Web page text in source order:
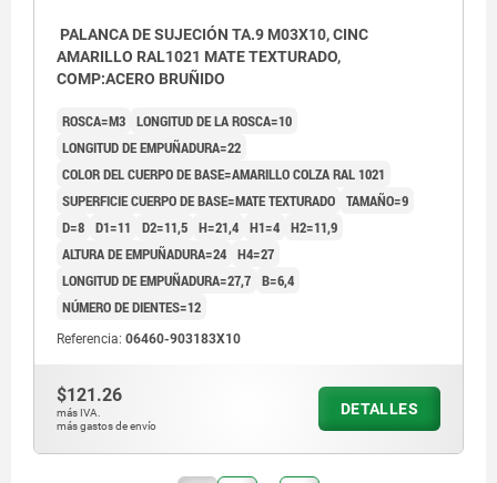
PALANCA DE SUJECIÓN TA.9 M03X10, CINC
AMARILLO RAL1021 MATE TEXTURADO,
COMP:ACERO BRUÑIDO
ROSCA=M3 LONGITUD DE LA ROSCA=10
LONGITUD DE EMPUÑADURA=22
COLOR DEL CUERPO DE BASE=AMARILLO COLZA RAL 1021
SUPERFICIE CUERPO DE BASE=MATE TEXTURADO TAMAÑO=9
D=8 D1=11 D2=11,5 H=21,4 H1=4 H2=11,9
ALTURA DE EMPUÑADURA=24 H4=27
LONGITUD DE EMPUÑADURA=27,7 B=6,4
NÚMERO DE DIENTES=12
Referencia: 06460-903183X10
$121.26
más IVA.
más gastos de envío
DETALLES